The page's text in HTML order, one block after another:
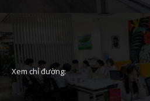
Xem chỉ đường: